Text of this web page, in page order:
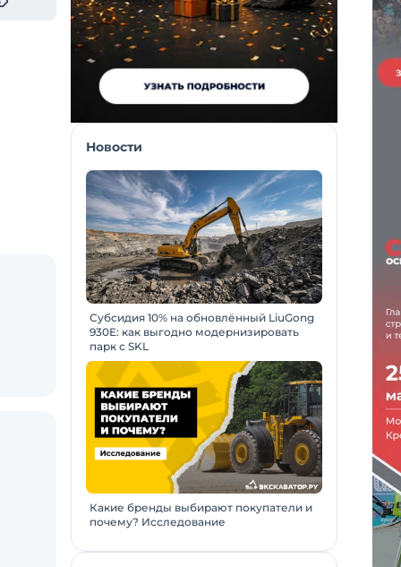
Новости
Субсидия 10% на обновлённый LiuGong
930E: как выгодно модернизировать
парк с SKL
Какие бренды выбирают покупатели и
почему? Исследование